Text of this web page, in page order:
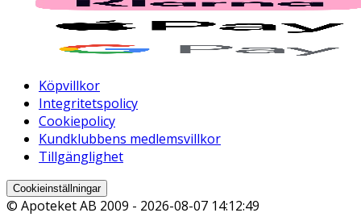
Köpvillkor
Integritetspolicy
Cookiepolicy
Kundklubbens medlemsvillkor
Tillgänglighet
Cookieinställningar
© Apoteket AB 2009 - 2026-08-07 14:12:49